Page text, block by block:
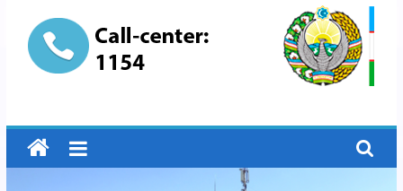
“Buxoro
hududiy
elektr
tarmoqlari